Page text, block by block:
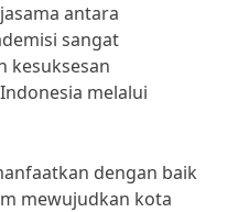
antara
sangat
kesuksesan
melalui
dengan baik
mewujudkan kota